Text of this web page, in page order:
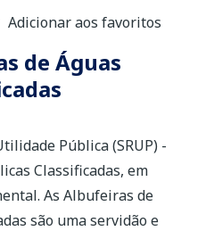
Adicionar aos favoritos
de Águas
Pública (SRUP) -
Classificadas, em
As Albufeiras de
são uma servidão e